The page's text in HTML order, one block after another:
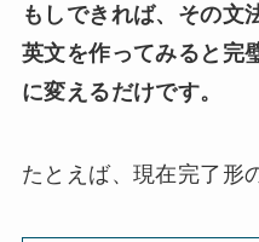
もしできれば、その文
英文を作ってみると完
に変えるだけです。
たとえば、現在完了形